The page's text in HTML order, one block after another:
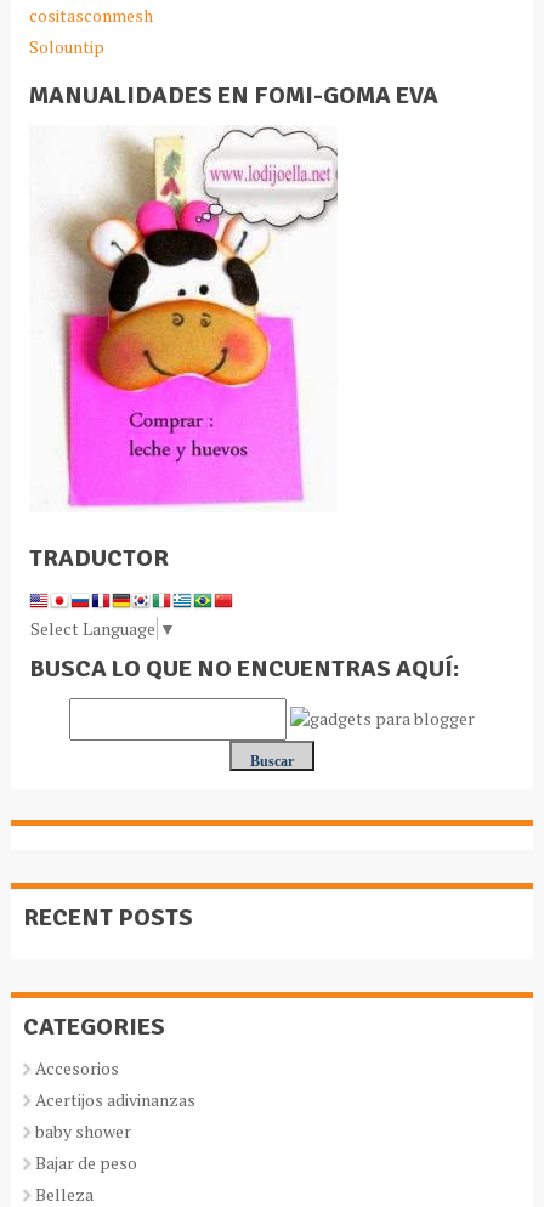
cositasconmesh
Solountip
MANUALIDADES EN FOMI-GOMA EVA
TRADUCTOR
Select Language ▼
BUSCA LO QUE NO ENCUENTRAS AQUÍ:
RECENT POSTS
CATEGORIES
Accesorios
Acertijos adivinanzas
baby shower
Bajar de peso
Belleza